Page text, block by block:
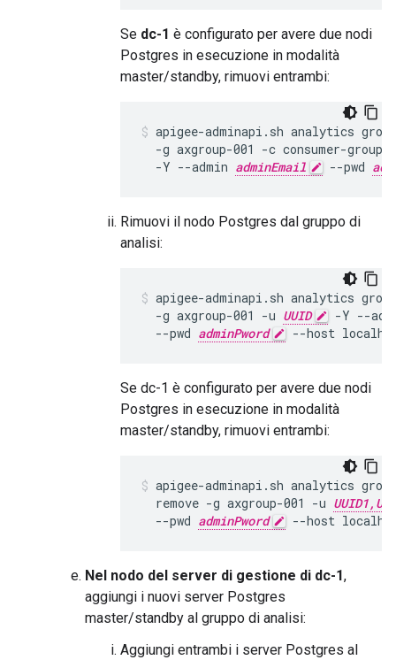
Se dc-1 è configurato per avere due nodi
Postgres in esecuzione in modalità
master/standby, rimuovi entrambi:
apigee-adminapi.sh analytics
-g axgroup-001 -c consumer-group-
  -Y --admin
adminEmail --pwd
Rimuovi il nodo Postgres dal gruppo di
analisi:
apigee-adminapi.sh analytics
  -g axgroup-001 -u
UUID
-Y --
  --pwd
adminPword --host
Se dc-1 è configurato per avere due nodi
Postgres in esecuzione in modalità
master/standby, rimuovi entrambi:
apigee-adminapi.sh analytics
  remove -g axgroup-001 -u
  --pwd
adminPword --host
Nel nodo del server di gestione di dc-1,
aggiungi i nuovi server Postgres
master/standby al gruppo di analisi:
Aggiungi entrambi i server Postgres al